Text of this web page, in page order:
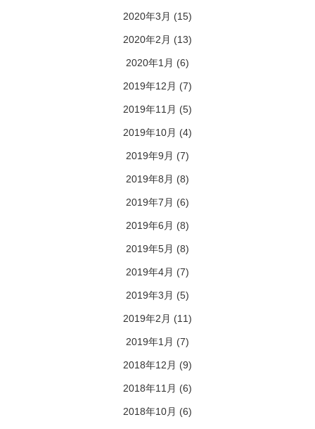
2020年3月 (15)
2020年2月 (13)
2020年1月 (6)
2019年12月 (7)
2019年11月 (5)
2019年10月 (4)
2019年9月 (7)
2019年8月 (8)
2019年7月 (6)
2019年6月 (8)
2019年5月 (8)
2019年4月 (7)
2019年3月 (5)
2019年2月 (11)
2019年1月 (7)
2018年12月 (9)
2018年11月 (6)
2018年10月 (6)